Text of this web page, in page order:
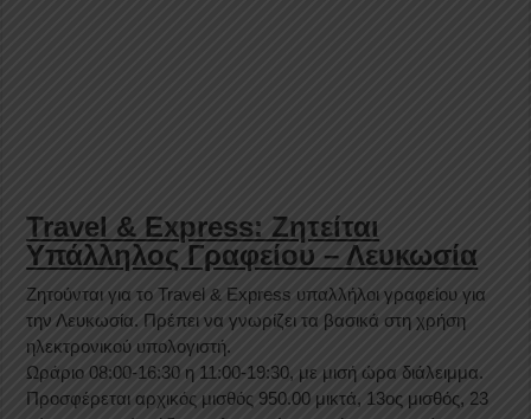
Travel & Express: Ζητείται
Υπάλληλος Γραφείου – Λευκωσία
Ζητούνται για το Travel & Express υπαλλήλοι γραφείου για
την Λευκωσία. Πρέπει να γνωρίζει τα βασικά στη χρήση
ηλεκτρονικού υπολογιστή.
Ωράριο 08:00-16:30 η 11:00-19:30, με μισή ώρα διάλειμμα.
Προσφέρεται αρχικός μισθός 950.00 μικτά, 13ος μισθός, 23